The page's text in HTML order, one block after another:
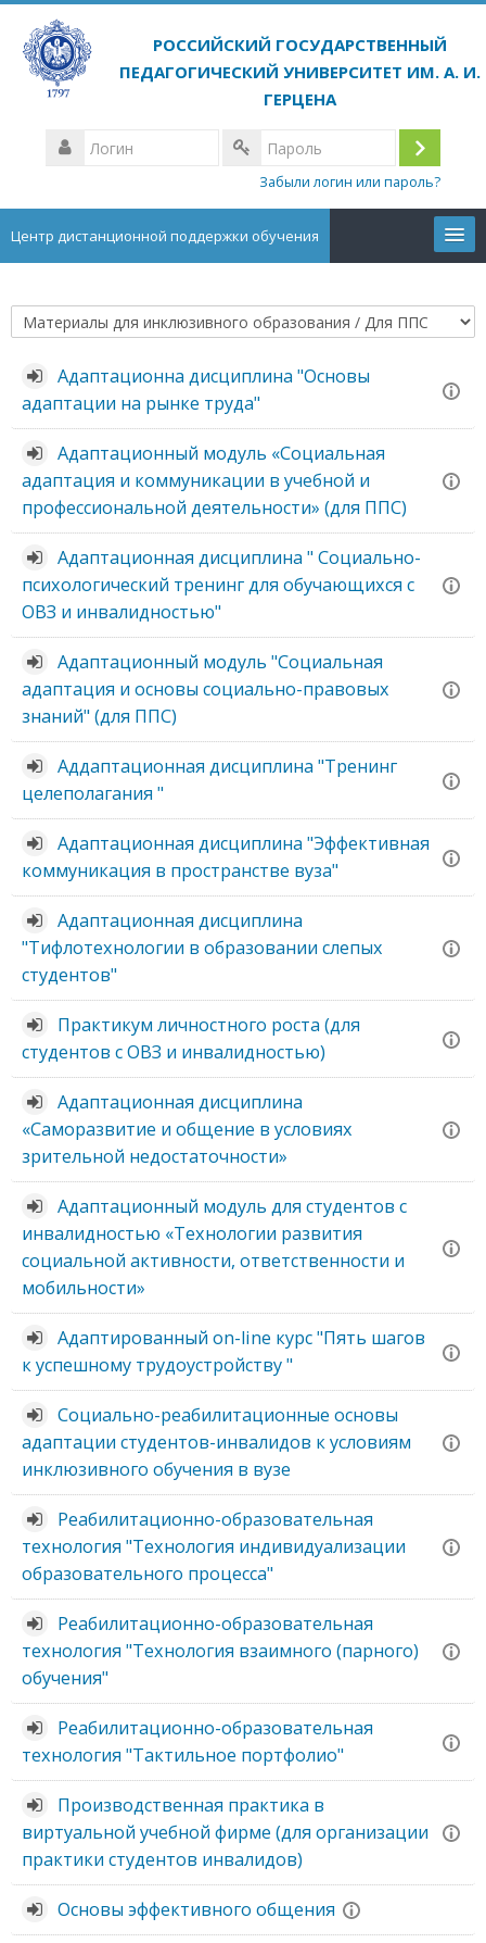
основному
содержанию
Логин
Вход
Забыли логин или пароль?
Центр дистанционной поддержки обучения
Поиск
курса
Категории
Адаптационна дисциплина "Основы
адаптации на рынке труда"
Адаптационный модуль «Социальная
адаптация и коммуникации в учебной и
профессиональной деятельности» (для ППС)
Адаптационная дисциплина " Социально-
психологический тренинг для обучающихся с
ОВЗ и инвалидностью"
Адаптационный модуль "Социальная
адаптация и основы социально-правовых
знаний" (для ППС)
Аддаптационная дисциплина "Тренинг
целеполагания "
Адаптационная дисциплина "Эффективная
коммуникация в пространстве вуза"
Адаптационная дисциплина
"Тифлотехнологии в образовании слепых
студентов"
Практикум личностного роста (для
студентов с ОВЗ и инвалидностью)
Адаптационная дисциплина
«Саморазвитие и общение в условиях
зрительной недостаточности»
Адаптационный модуль для студентов с
инвалидностью «Технологии развития
социальной активности, ответственности и
мобильности»
Адаптированный on-line курс "Пять шагов
к успешному трудоустройству "
Социально-реабилитационные основы
адаптации студентов-инвалидов к условиям
инклюзивного обучения в вузе
Реабилитационно-образовательная
технология "Технология индивидуализации
образовательного процесса"
Реабилитационно-образовательная
технология "Технология взаимного (парного)
обучения"
Реабилитационно-образовательная
технология "Тактильное портфолио"
Производственная практика в
виртуальной учебной фирме (для организации
практики студентов инвалидов)
Основы эффективного общения